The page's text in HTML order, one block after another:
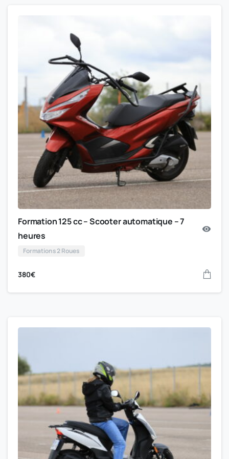
Formation 125 cc – Scooter automatique – 7
heures
Formations 2 Roues
380€